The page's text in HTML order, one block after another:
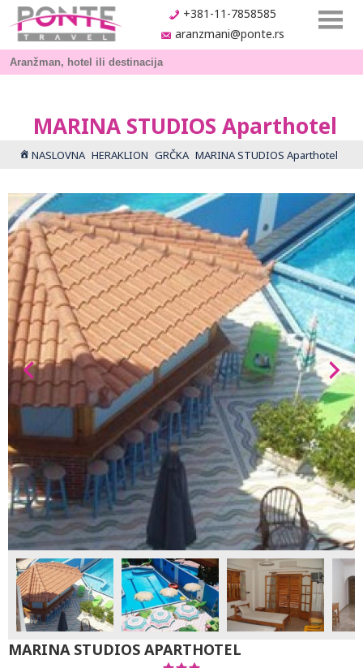
+381-11-7858585
aranzmani@ponte.rs
MARINA STUDIOS Aparthotel
NASLOVNA HERAKLION GRČKA MARINA STUDIOS Aparthotel
MARINA STUDIOS APARTHOTEL